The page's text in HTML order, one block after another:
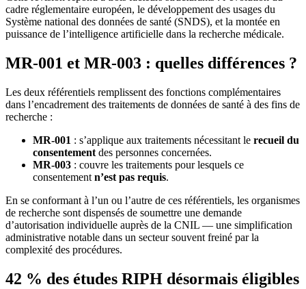
cadre réglementaire européen, le développement des usages du
Système national des données de santé (SNDS), et la montée en
puissance de l’intelligence artificielle dans la recherche médicale.
MR-001 et MR-003 : quelles différences ?
Les deux référentiels remplissent des fonctions complémentaires
dans l’encadrement des traitements de données de santé à des fins de
recherche :
MR-001 : s’applique aux traitements nécessitant le recueil du
consentement des personnes concernées.
MR-003 : couvre les traitements pour lesquels ce
consentement n’est pas requis.
En se conformant à l’un ou l’autre de ces référentiels, les organismes
de recherche sont dispensés de soumettre une demande
d’autorisation individuelle auprès de la CNIL — une simplification
administrative notable dans un secteur souvent freiné par la
complexité des procédures.
42 % des études RIPH désormais éligibles